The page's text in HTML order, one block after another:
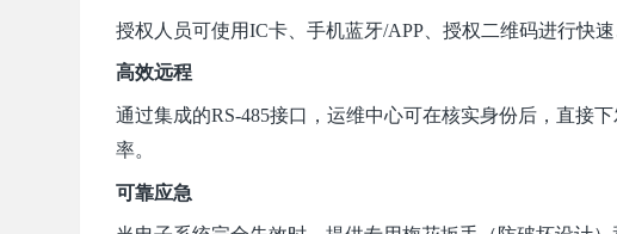
授权人员可使用IC卡、手机蓝牙/APP、授权二维码进行快
高效远程
通过集成的RS-485接口，运维中心可在核实身份后，直接
率。
可靠应急